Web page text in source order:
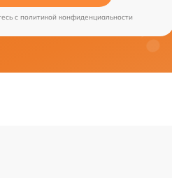
c политикой конфиденциальности